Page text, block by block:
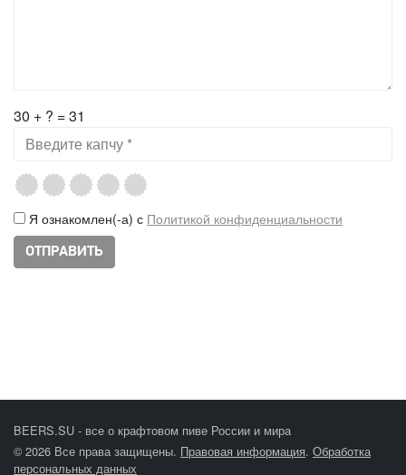
30 + ? = 31
Я ознакомлен(-а) с Политикой конфиденциальности
BEERS.SU - все о крафтовом пиве России и мира
© 2026 Все права защищены. Правовая информация. Обработка
персональных данных